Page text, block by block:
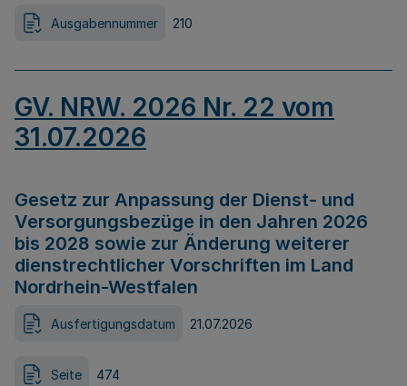
Ausgabennummer 210
GV. NRW. 2026 Nr. 22 vom
31.07.2026
Gesetz zur Anpassung der Dienst- und
Versorgungsbezüge in den Jahren 2026
bis 2028 sowie zur Änderung weiterer
dienstrechtlicher Vorschriften im Land
Nordrhein-Westfalen
Ausfertigungsdatum 21.07.2026
Seite 474